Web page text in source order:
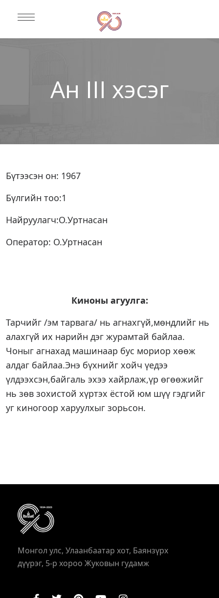
Ан III хэсэг
Бүтээсэн он: 1967
Бүлгийн тоо:1
Найруулагч:О.Уртнасан
Оператор: О.Уртнасан
Киноны агуулга:
Тарчийг /эм тарвага/ нь агнахгүй,мөндлийг нь
алахгүй их нарийн дэг журамтай байлаа.
Чоныг агнахад машинаар бус мориор хөөж
алдаг байлаа.Энэ бүхнийг хойч үедээ
үлдээхсэн,байгаль эхээ хайрлаж,үр өгөөжийг
нь зөв зохистой хүртэх ёстой юм шүү гэдгийг
уг киногоор харуулхыг зорьсон.
Монгол улс, Улаанбаатар хот, Баянзүрх
дүүрэг, 5-р хороо Жуковын гудамж